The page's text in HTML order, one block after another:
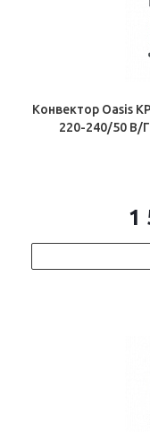
Конвектор Oasis
220-240/50 В/
1